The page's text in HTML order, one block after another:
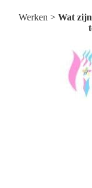
Werken > Wat